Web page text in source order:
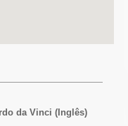
da Vinci (Inglês)